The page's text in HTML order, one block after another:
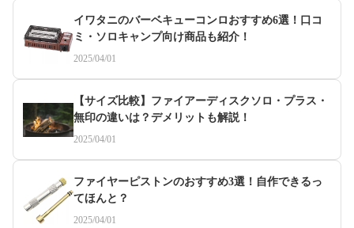
イワタニのバーベキューコンロおすすめ6選！口コ
ミ・ソロキャンプ向け商品も紹介！
2025/04/01
【サイズ比較】ファイアーディスクソロ・プラス・
無印の違いは？デメリットも解説！
2025/04/01
ファイヤーピストンのおすすめ3選！自作できるっ
てほんと？
2025/04/01